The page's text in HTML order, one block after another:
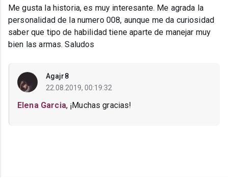
Me gusta la historia, es muy interesante. Me agrada la
personalidad de la numero 008, aunque me da curiosidad
saber que tipo de habilidad tiene aparte de manejar muy
bien las armas. Saludos
Agajr8
22.08.2019, 00:19:32
Elena Garcia, ¡Muchas gracias!